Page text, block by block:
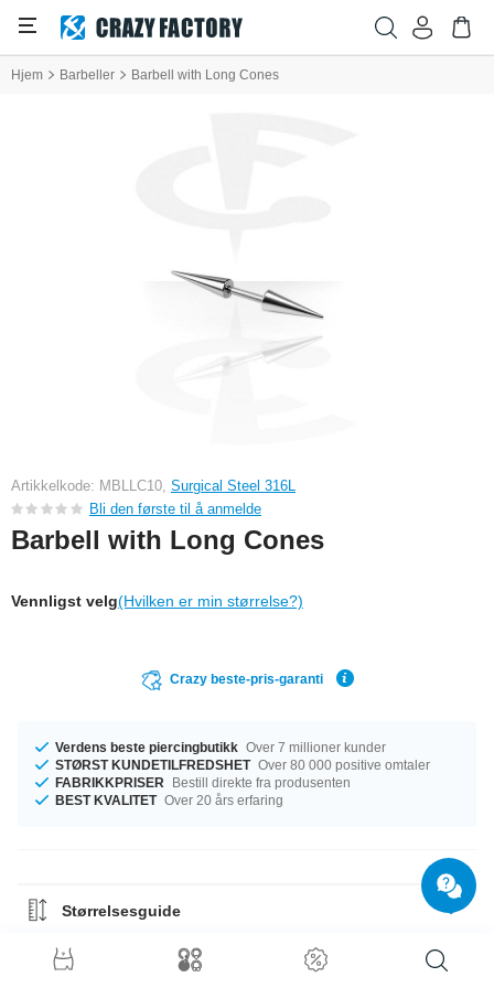
Hjem Barbeller Barbell with Long Cones
Artikkelkode: MBLLC10, Surgical Steel 316L
Bli den første til å anmelde
Barbell with Long Cones
Vennligst velg(Hvilken er min størrelse?)
Crazy beste-pris-garanti
Verdens beste piercingbutikk Over 7 millioner kunder
STØRST KUNDETILFREDSHET Over 80 000 positive omtaler
FABRIKKPRISER
Bestill direkte fra produsenten
BEST KVALITET Over 20 års erfaring
Størrelsesguide
Materialguide